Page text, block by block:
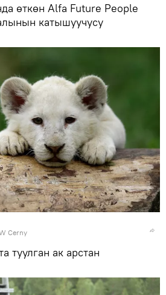
өткөн Alfa Future People
катышуучусу
Cerny
туулган ак арстан